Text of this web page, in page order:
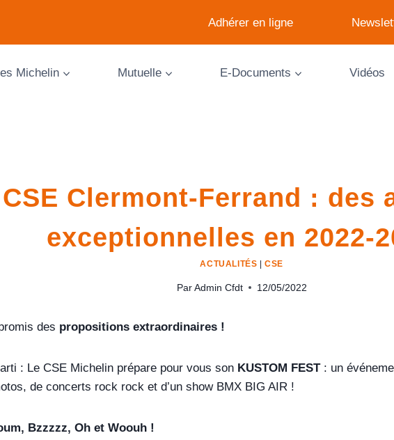
Adhérer en ligne
Michelin Mutuelle E-Documents Vidéos
CSE Clermont-Ferrand : des
exceptionnelles en 2022-
ACTUALITÉS |CSE
Par Admin Cfdt 12/05/2022
des propositions extraordinaires !
: Le CSE Michelin prépare pour vous son KUSTOM FEST: un
de concerts rock rock et d’un show BMX BIG AIR !
Bzzzzz, Oh et Woouh !